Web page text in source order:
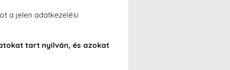
a jelen adatkezelési
tart nyilván, és azokat